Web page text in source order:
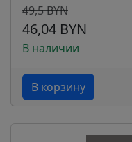
49,5 BYN
46,04 BYN
В наличии
В корзину